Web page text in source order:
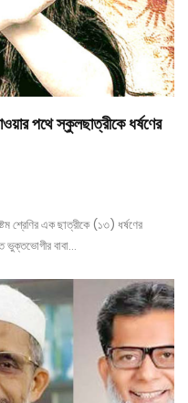
পথে স্কুলছাত্রীকে ধর্ষণের
শ্রেণির এক ছাত্রীকে (১৩) ধর্ষণের
ভুক্তভোগীর বাবা…